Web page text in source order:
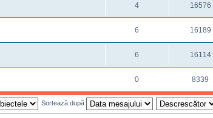
4 16576
6 16189
6 16114
0 8339
Sortează după